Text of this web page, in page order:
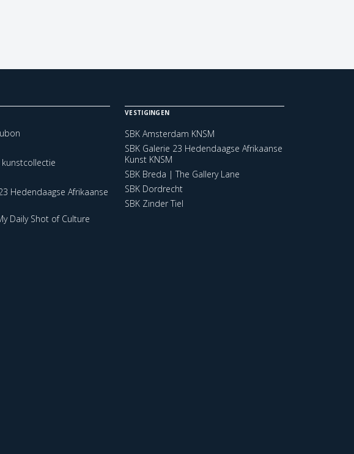
kunstcollectie
Hedendaagse Afrikaanse
Daily Shot of Culture
VESTIGINGEN
SBK Amsterdam KNSM
SBK Galerie 23 Hedendaagse Afrikaanse
Kunst KNSM
SBK Breda | The Gallery Lane
SBK Dordrecht
SBK Zinder Tiel